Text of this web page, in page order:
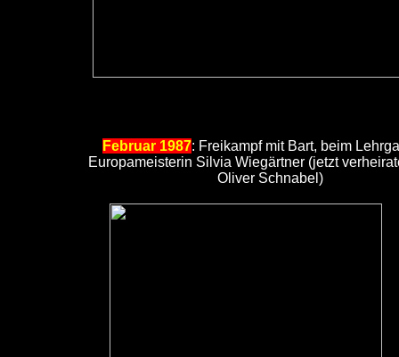
Februar 1987: Freikampf mit Bart, beim
Europameisterin Silvia Wiegärtner (jetzt
Oliver Schnabel)